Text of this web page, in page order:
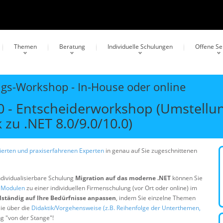
Themen Beratung Individuelle Schulungen Offene
Workshop - In-House oder online
- Entscheiderworkshop
.NET 8.0/9.0/10.0)
und praxiserfahrenen Experten in genau auf Sie zugeschnittenen
Schulung Migration auf das moderne .NET können Sie
zu einer individuellen Firmenschulung (vor Ort oder online) im
auf Ihre Bedürfnisse anpassen, indem Sie einzelne Themen
über die Didaktik/Vorgehensweise (z.B. Reihenfolge der Unterthemen,
"von der Stange"!